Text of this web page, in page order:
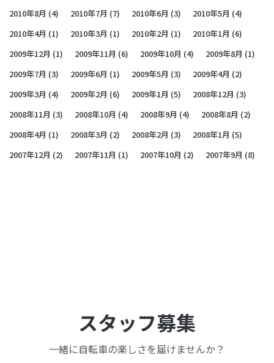
2010年8月 (4) 2010年7月 (7) 2010年6月 (3) 2010年5月 (4)
2010年4月 (1) 2010年3月 (1) 2010年2月 (1) 2010年1月 (6)
2009年12月 (1) 2009年11月 (6) 2009年10月 (4) 2009年8月 (1)
2009年7月 (3) 2009年6月 (1) 2009年5月 (3) 2009年4月 (2)
2009年3月 (4) 2009年2月 (6) 2009年1月 (5) 2008年12月 (3)
2008年11月 (3) 2008年10月 (4) 2008年9月 (4) 2008年8月 (2)
2008年4月 (1) 2008年3月 (2) 2008年2月 (3) 2008年1月 (5)
2007年12月 (2) 2007年11月 (1) 2007年10月 (2) 2007年9月 (8)
スタッフ募集
一緒に自転車の楽しさを届けませんか？